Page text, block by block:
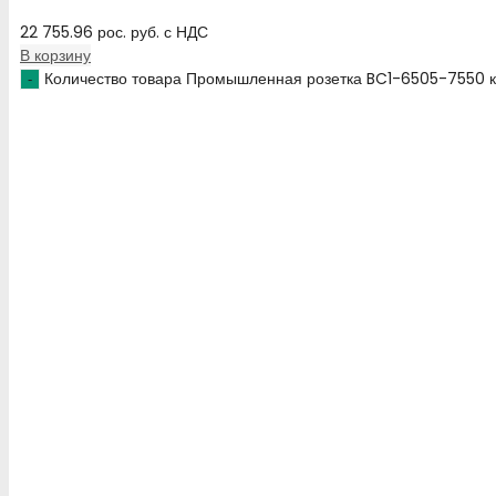
22 755.96 рос. руб. с НДС
В корзину
Количество товара Промышленная розетка BC1-6505-7550